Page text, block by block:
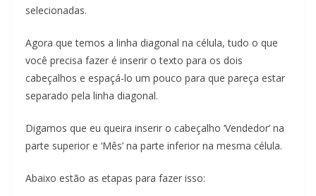
selecionadas.
Agora que temos a linha diagonal na célula, tudo o que
você precisa fazer é inserir o texto para os dois
cabeçalhos e espaçá-lo um pouco para que pareça estar
separado pela linha diagonal.
Digamos que eu queira inserir o cabeçalho ‘Vendedor’ na
parte superior e ‘Mês’ na parte inferior na mesma célula.
Abaixo estão as etapas para fazer isso: